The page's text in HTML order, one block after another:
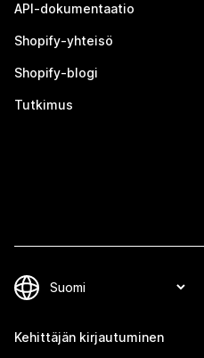
API-dokumentaatio
Shopify-yhteisö
Shopify-blogi
Tutkimus
Kehittäjän kirjautuminen